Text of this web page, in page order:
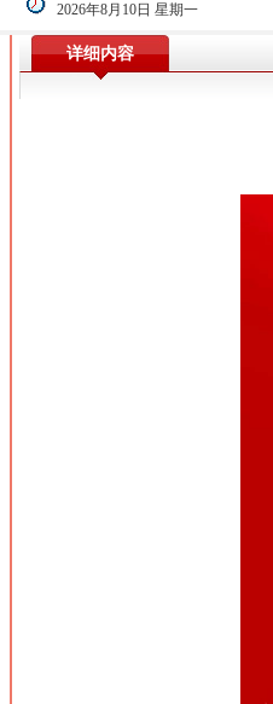
2026年8月10日 星期一
详细内容